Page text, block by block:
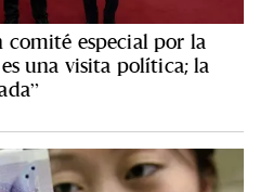
comité especial por la
una visita política; la